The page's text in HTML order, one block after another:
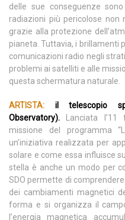
delle sue conseguenze
radiazioni più pericolose non
grazie alla protezione
pianeta. Tuttavia, i brillamenti
comunicazioni radio negli
problemi ai satelliti e alle
questa schermatura naturale.
ARTISTA: il telescopio
Observatory). Lanciata l’11
missione del programma
un’iniziativa realizzata per
solare e come essa influisce
stella è anche un modo per
SDO permette di
dei cambiamenti magnetici
forma e si organizza il
l’energia magnetica